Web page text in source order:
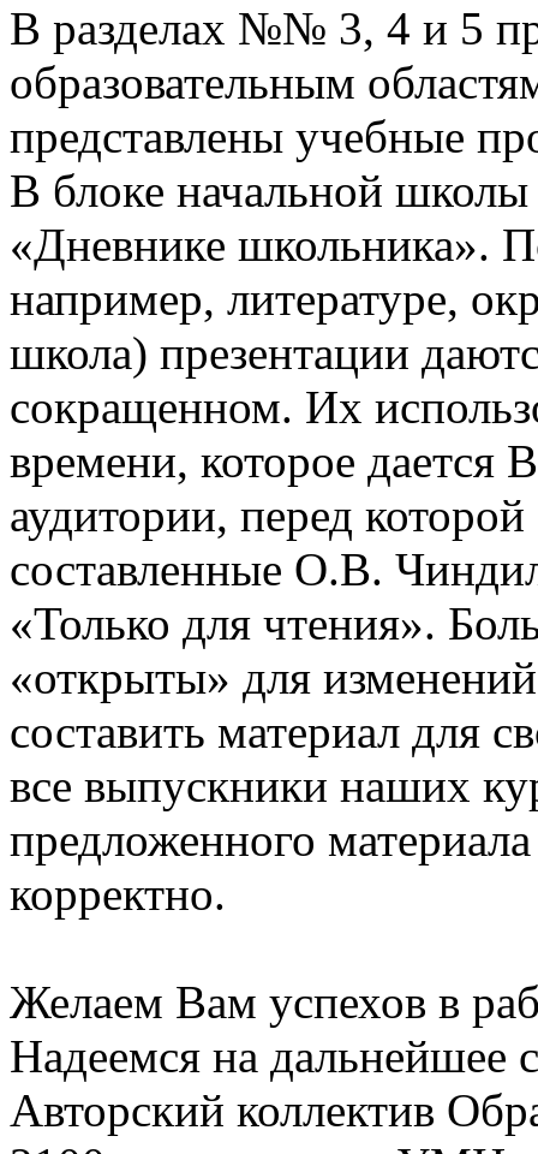
В разделах №№ 3, 4 и 5
образовательным
представлены учебные
В блоке начальной
«Дневнике школьника».
например, литературе,
школа) презентации
сокращенном. Их
времени, которое дается
аудитории, перед
составленные О.В.
«Только для чтения».
«открыты» для
составить материал для
все выпускники наших
предложенного
корректно.
Желаем Вам успехов в
Надеемся на дальнейшее
Авторский коллектив